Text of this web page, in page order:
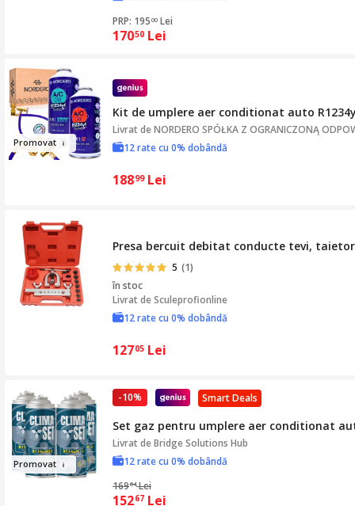
PRP: 195 00 Lei
17050 Lei
Promovat
Kit de umplere aer conditionat auto
Livrat deNORDERO SPÓŁKA Z OGRANICZONĄ
12 rate cu 0% dobândă
18899 Lei
Presa bercuit debitat conducte tevi, taietor
5 (1)
în stoc
Livrat deSculeprofionline
12 rate cu 0% dobândă
12705 Lei
Promovat
Smart Deals
-10%
Set gaz pentru umplere aer conditionat
Livrat deBridge Solutions Hub
12 rate cu 0% dobândă
16964 Lei
15267 Lei